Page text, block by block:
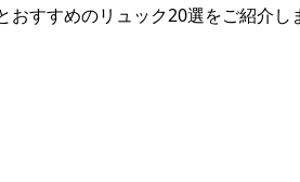
すすめのリュック20選をご紹介し